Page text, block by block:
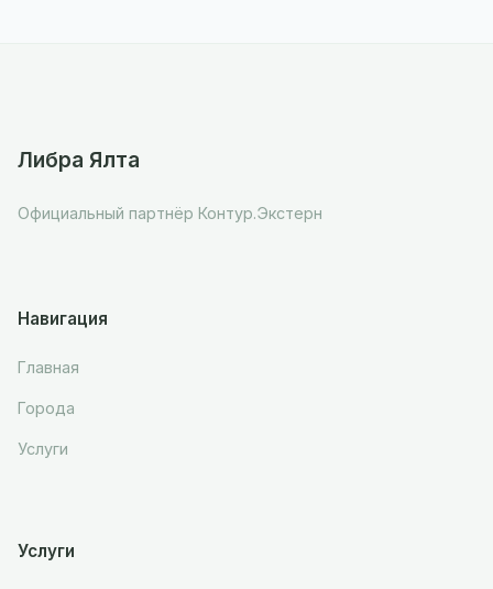
Либра Ялта
Официальный партнёр Контур.Экстерн
Навигация
Главная
Города
Услуги
Услуги